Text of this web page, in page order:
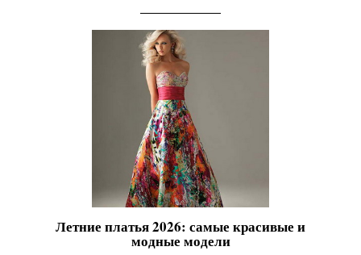
Летние платья 2026: самые красивые и
модные модели